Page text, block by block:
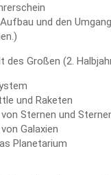
und den
des Großen (2.
und Raketen
Sternen und
Galaxien
Planetarium